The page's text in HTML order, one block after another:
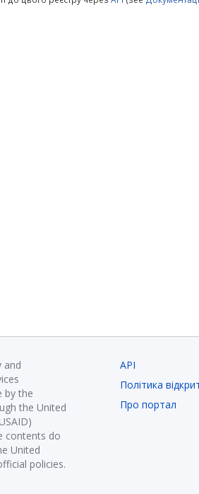
and
by the
the United
contents do
United
policies.
API
Політика
Про портал